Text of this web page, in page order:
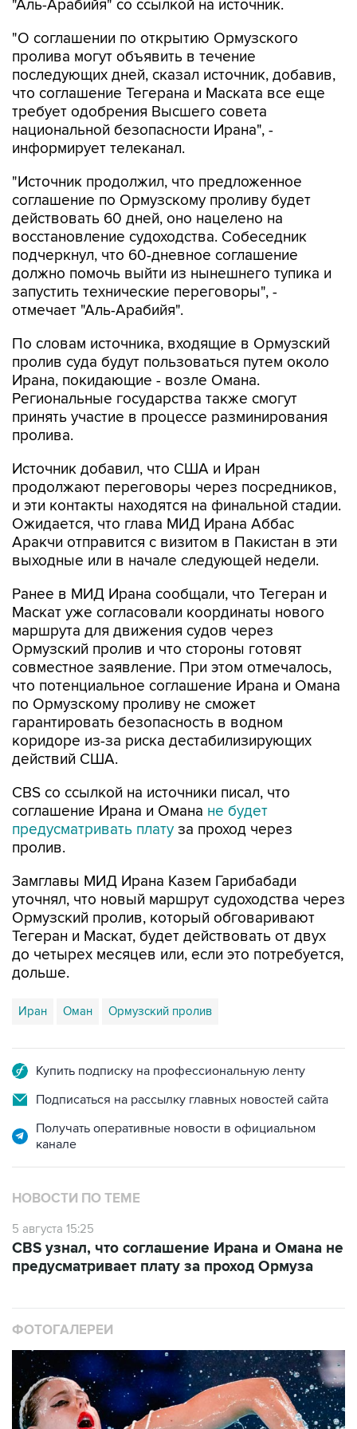
"Аль-Арабийя" со ссылкой на источник.
"О соглашении по открытию Ормузского
пролива могут объявить в течение
последующих дней, сказал источник, добавив,
что соглашение Тегерана и Маската все еще
требует одобрения Высшего совета
национальной безопасности Ирана", -
информирует телеканал.
"Источник продолжил, что предложенное
соглашение по Ормузскому проливу будет
действовать 60 дней, оно нацелено на
восстановление судоходства. Собеседник
подчеркнул, что 60-дневное соглашение
должно помочь выйти из нынешнего тупика и
запустить технические переговоры", -
отмечает "Аль-Арабийя".
По словам источника, входящие в Ормузский
пролив суда будут пользоваться путем около
Ирана, покидающие - возле Омана.
Региональные государства также смогут
принять участие в процессе разминирования
пролива.
Источник добавил, что США и Иран
продолжают переговоры через посредников,
и эти контакты находятся на финальной стадии.
Ожидается, что глава МИД Ирана Аббас
Аракчи отправится с визитом в Пакистан в эти
выходные или в начале следующей недели.
Ранее в МИД Ирана сообщали, что Тегеран и
Маскат уже согласовали координаты нового
маршрута для движения судов через
Ормузский пролив и что стороны готовят
совместное заявление. При этом отмечалось,
что потенциальное соглашение Ирана и Омана
по Ормузскому проливу не сможет
гарантировать безопасность в водном
коридоре из-за риска дестабилизирующих
действий США.
CBS со ссылкой на источники писал, что
соглашение Ирана и Омана не будет
предусматривать плату за проход через
пролив.
Замглавы МИД Ирана Казем Гарибабади
уточнял, что новый маршрут судоходства через
Ормузский пролив, который обговаривают
Тегеран и Маскат, будет действовать от двух
до четырех месяцев или, если это потребуется,
дольше.
Иран Оман Ормузский пролив
Купить подписку на профессиональную ленту
Подписаться на рассылку главных новостей сайта
Получать оперативные новости в официальном
канале
НОВОСТИ ПО ТЕМЕ
5 августа 15:25
CBS узнал, что соглашение Ирана и Омана не
предусматривает плату за проход Ормуза
ФОТОГАЛЕРЕИ